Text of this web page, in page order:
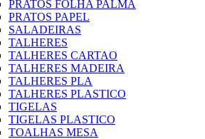
PRATOS FOLHA PALMA
PRATOS PAPEL
SALADEIRAS
TALHERES
TALHERES CARTAO
TALHERES MADEIRA
TALHERES PLA
TALHERES PLASTICO
TIGELAS
TIGELAS PLASTICO
TOALHAS MESA